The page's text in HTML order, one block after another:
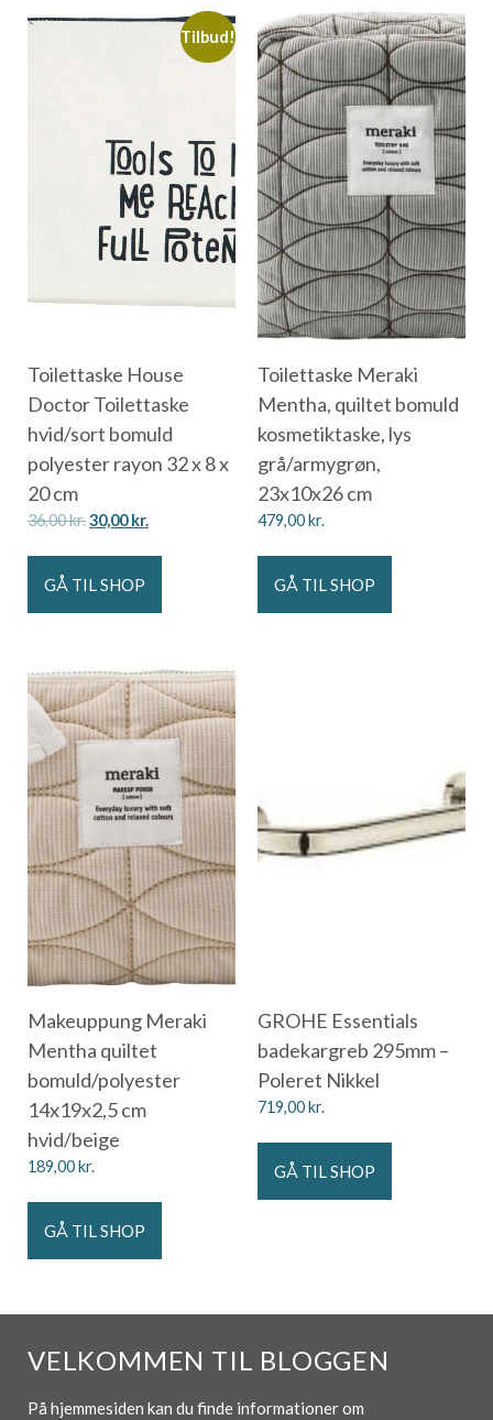
Tilbud!
Toilettaske House
Doctor Toilettaske
hvid/sort bomuld
polyester rayon 32 x 8 x
20 cm
36,00kr.30,00kr.
GÅ TIL SHOP
Toilettaske Meraki
Mentha, quiltet bomuld
kosmetiktaske, lys
grå/armygrøn,
23x10x26 cm
479,00kr.
GÅ TIL SHOP
Makeuppung Meraki
Mentha quiltet
bomuld/polyester
14x19x2,5 cm
hvid/beige
189,00kr.
GÅ TIL SHOP
GROHE Essentials
badekargreb 295mm –
Poleret Nikkel
719,00kr.
GÅ TIL SHOP
VELKOMMEN TIL BLOGGEN
På hjemmesiden kan du finde informationer om